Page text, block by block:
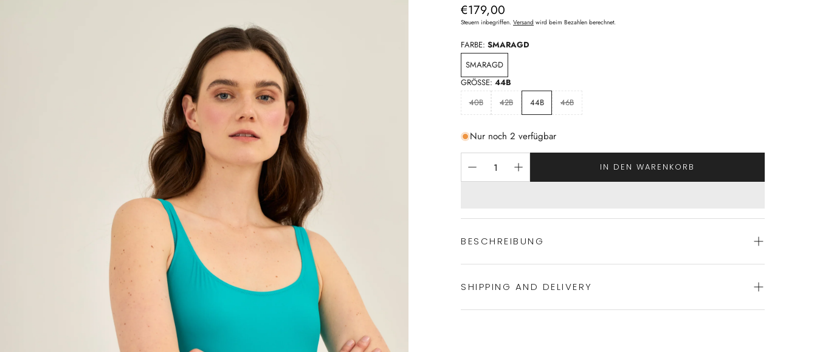
Normaler
Preis
€179,00
Steuern inbegriffen. Versand wird beim Bezahlen berechnet.
FARBE: SMARAGD
SMARAGD
GRÖSSE: 44B
40B
42B 44B 46B
Nur noch 2 verfügbar
IN DEN WARENKORB
BESCHREIBUNG
Sportlicher Badeanzug von ROIDAL
SHIPPING AND DELIVERY